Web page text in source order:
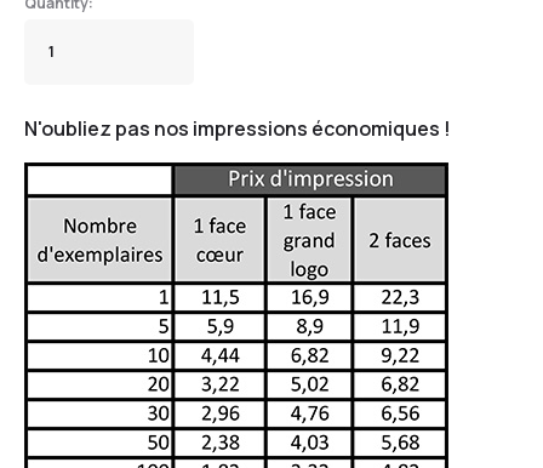
N'oubliez pas nos impressions économiques !